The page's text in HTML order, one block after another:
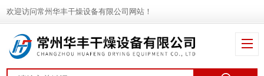
欢迎访问常州华丰干燥设备有限公司网站！